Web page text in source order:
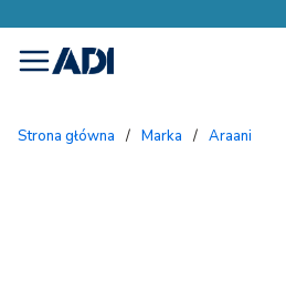
menu
Strona główna / Marka / Araani